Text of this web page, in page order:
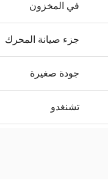
في المخزون
جزء صيانة المحرك
جودة صغيرة
تشنغدو